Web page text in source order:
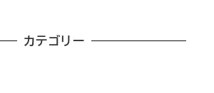
カテゴリー